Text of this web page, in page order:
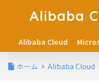
Alibaba
Alibaba Cloud
ホーム Alibaba Cloud